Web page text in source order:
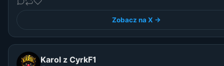
Zobacz na X →
Karol z CyrkF1